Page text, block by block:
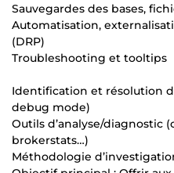
Sauvegardes des bases,
Automatisation,
(DRP)
Troubleshooting et tooltips
Identification et résolution
debug mode)
Outils d’analyse/diagnostic
brokerstats…)
Méthodologie